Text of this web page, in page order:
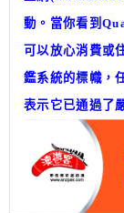
動。當你看到
可以放心消費或
鑑系統的標幟，
表示它已通過了